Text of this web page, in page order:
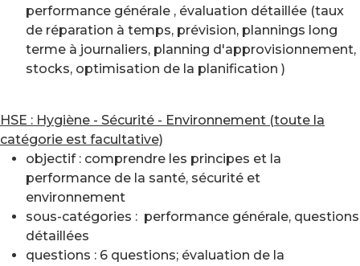
performance générale , évaluation détaillée (taux
de réparation à temps, prévision, plannings long
terme à journaliers, planning d'approvisionnement,
stocks, optimisation de la planification )
HSE : Hygiène - Sécurité - Environnement (toute la
catégorie est facultative)
objectif : comprendre les principes et la
performance de la santé, sécurité et
environnement
sous-catégories : performance générale, questions
détaillées
questions : 6 questions; évaluation de la